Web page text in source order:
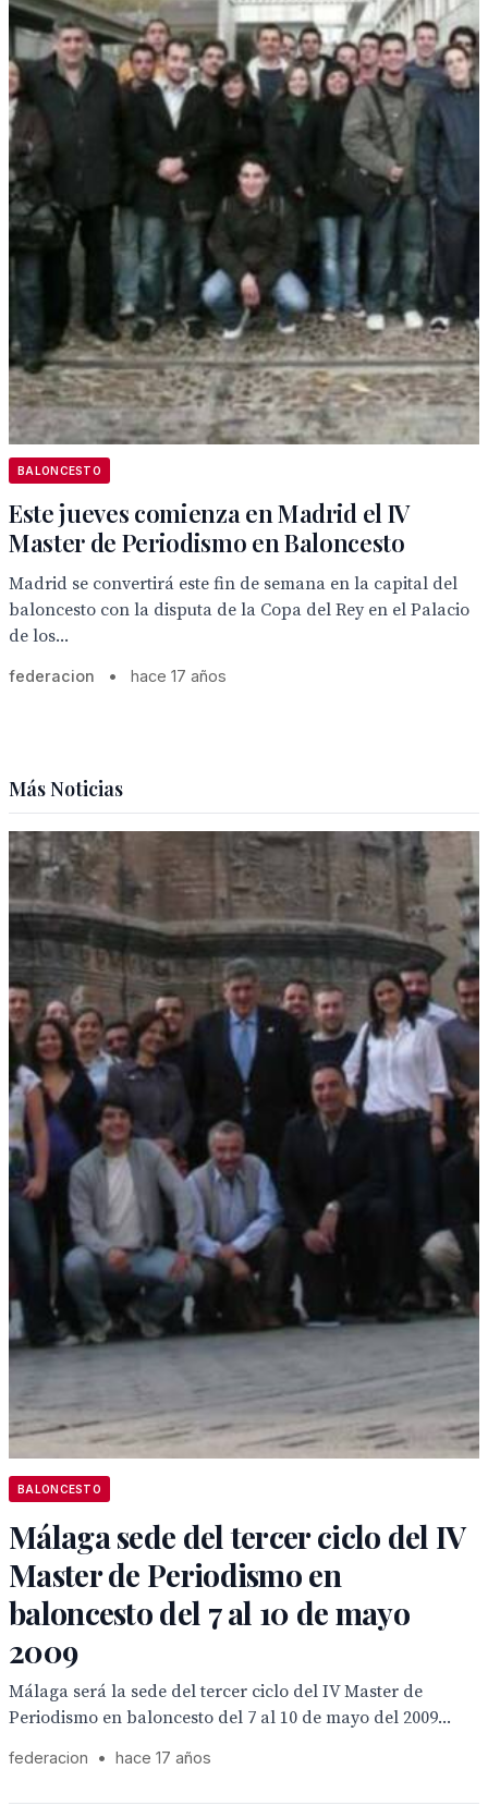
BALONCESTO
Este jueves comienza en Madrid el IV
Master de Periodismo en Baloncesto
Madrid se convertirá este fin de semana en la capital del
baloncesto con la disputa de la Copa del Rey en el Palacio
de los...
federacion • hace 17 años
Más Noticias
BALONCESTO
Málaga sede del tercer ciclo del IV
Master de Periodismo en
baloncesto del 7 al 10 de mayo
2009
Málaga será la sede del tercer ciclo del IV Master de
Periodismo en baloncesto del 7 al 10 de mayo del 2009...
federacion • hace 17 años